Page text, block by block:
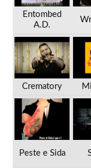
Entombed
A.D.
Crematory
Peste e Sida